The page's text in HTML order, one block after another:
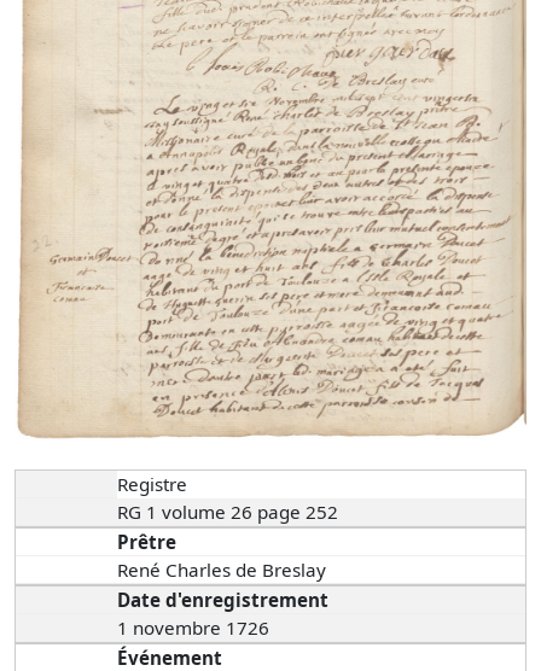
Registre
RG 1 volume 26 page 252
Prêtre
René Charles de Breslay
Date d'enregistrement
1 novembre 1726
Événement